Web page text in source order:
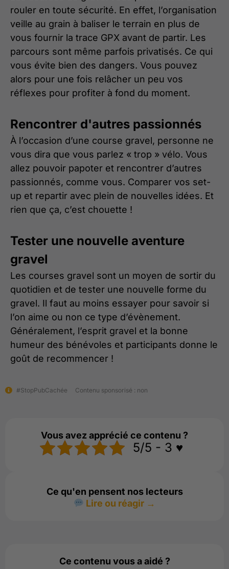
rouler en toute sécurité. En effet, l’organisation
veille au grain à baliser le terrain en plus de
vous fournir la trace GPX avant de partir. Les
parcours sont même parfois privatisés. Ce qui
vous évite bien des dangers. Vous pouvez
alors pour une fois relâcher un peu vos
réflexes pour profiter à fond du moment.
Rencontrer d'autres passionnés
À l’occasion d’une course gravel, personne ne
vous dira que vous parlez « trop » vélo. Vous
allez pouvoir papoter et rencontrer d’autres
passionnés, comme vous. Comparer vos set-
up et repartir avec plein de nouvelles idées. Et
rien que ça, c’est chouette !
Tester une nouvelle aventure
gravel
Les courses gravel sont un moyen de sortir du
quotidien et de tester une nouvelle forme du
gravel. Il faut au moins essayer pour savoir si
l’on aime ou non ce type d’évènement.
Généralement, l’esprit gravel et la bonne
humeur des bénévoles et participants donne le
goût de recommencer !
#StopPubCachée Contenu sponsorisé : non
Vous avez apprécié ce contenu ?
5/5 - 3 ♥️
Ce qu'en pensent nos lecteurs
Lire ou réagir →
Ce contenu vous a aidé ?